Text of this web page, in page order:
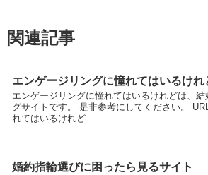
関連記事
エンゲージリングに憧れてはいるけれ
エンゲージリングに憧れてはいるけれどは、
グサイトです。 是非参考にしてください。
れてはいるけれど
婚約指輪選びに困ったら見るサイト